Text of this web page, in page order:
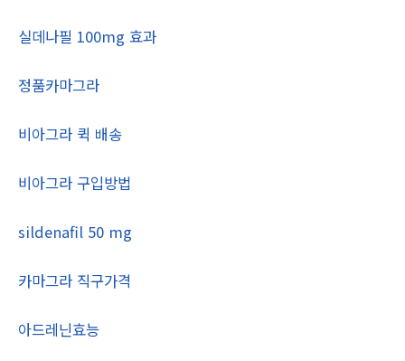
실데나필 100mg 효과
정품카마그라
비아그라 퀵 배송
비아그라 구입방법
sildenafil 50 mg
카마그라 직구가격
아드레닌효능